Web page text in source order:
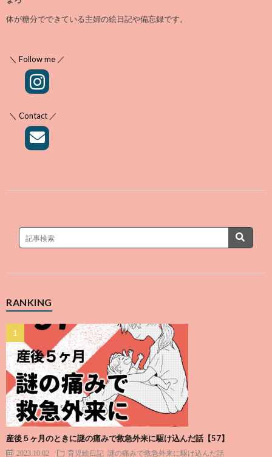
体が糖分でできている主婦の絵日記や備忘録です。
＼ Follow me ／
＼ Contact ／
RANKING
産後５ヶ月のときに謎の痛みで救急外来に駆け込んだ話【57】
2023.10.02 育児絵日記 謎の痛みで救急外来に駆け込んだ話